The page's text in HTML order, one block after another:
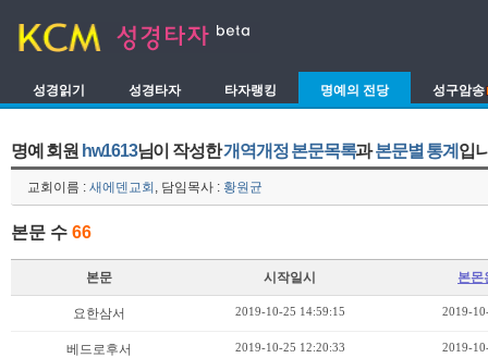
성경읽기 성경타자 타자랭킹 명예의 전당 성구암송
명예 회원 hw1613님이 작성한개역개정 본문목록과본문별 통계 입
교회이름 : 새에덴교회 , 담임목사 : 황원균
본문 수 66
본문 시작일시 본몬
요한삼서 2019-10-25 14:59:15 2019-
베드로후서 2019-10-25 12:20:33 2019-